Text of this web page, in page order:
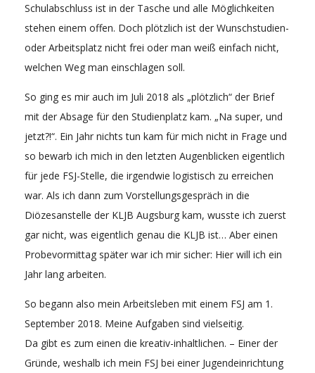
Schulabschluss ist in der Tasche und alle Möglichkeiten
stehen einem offen. Doch plötzlich ist der Wunschstudien-
oder Arbeitsplatz nicht frei oder man weiß einfach nicht,
welchen Weg man einschlagen soll.
So ging es mir auch im Juli 2018 als „plötzlich“ der Brief
mit der Absage für den Studienplatz kam. „Na super, und
jetzt?!“. Ein Jahr nichts tun kam für mich nicht in Frage und
so bewarb ich mich in den letzten Augenblicken eigentlich
für jede FSJ-Stelle, die irgendwie logistisch zu erreichen
war. Als ich dann zum Vorstellungsgespräch in die
Diözesanstelle der KLJB Augsburg kam, wusste ich zuerst
gar nicht, was eigentlich genau die KLJB ist… Aber einen
Probevormittag später war ich mir sicher: Hier will ich ein
Jahr lang arbeiten.
So begann also mein Arbeitsleben mit einem FSJ am 1.
September 2018. Meine Aufgaben sind vielseitig.
Da gibt es zum einen die kreativ-inhaltlichen. – Einer der
Gründe, weshalb ich mein FSJ bei einer Jugendeinrichtung